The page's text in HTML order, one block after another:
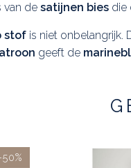
van de satijnen bies die
stof is niet onbelangrijk.
geeft de